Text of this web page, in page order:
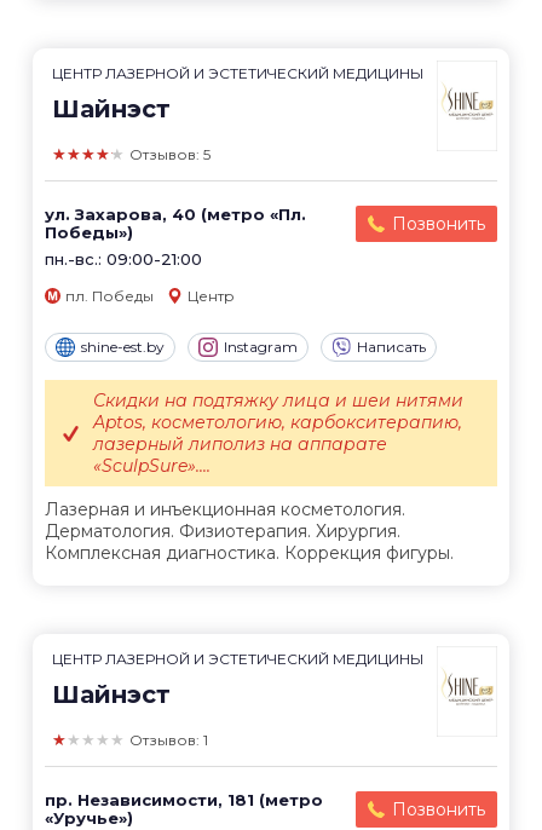
ЦЕНТР ЛАЗЕРНОЙ И ЭСТЕТИЧЕСКИЙ МЕДИЦИНЫ
Шайнэст
★★★★★ Отзывов: 5
ул. Захарова, 40 (метро «Пл.
Победы»)
пн.-вс.: 09:00-21:00
Позвонить
пл. Победы Центр
shine-est.by Instagram Написать
Лазерная и инъекционная косметология.
Дерматология. Физиотерапия. Хирургия.
Комплексная диагностика. Коррекция фигуры.
Скидки на подтяжку лица и шеи нитями
Aptos, косметологию, карбокситерапию,
лазерный липолиз на аппарате
«SculpSure»....
ЦЕНТР ЛАЗЕРНОЙ И ЭСТЕТИЧЕСКИЙ МЕДИЦИНЫ
Шайнэст
★★★★★ Отзывов: 1
пр. Независимости, 181 (метро
«Уручье»)
Позвонить